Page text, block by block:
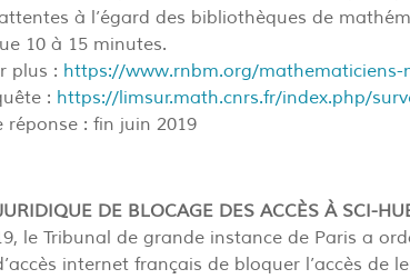
à l’égard des bibliothèques de
10 à 15 minutes.
plus : https://www.rnbm.org/
: https://limsur.math.cnrs.fr/index.php/
réponse : fin juin 2019
DE BLOCAGE DES ACCÈS À SCI-
le Tribunal de grande instance de Paris a
internet français de bloquer l’accès de